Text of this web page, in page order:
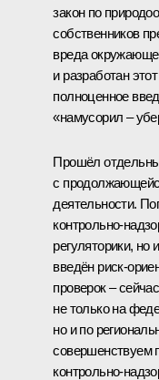
закон по
собственников
вреда
и разработан
полноценное
«намусорил –
Прошёл
с
деятельности.
контрольно-
регуляторики,
введён риск-
проверок –
не только на
но и по
совершенствуем
контрольно-